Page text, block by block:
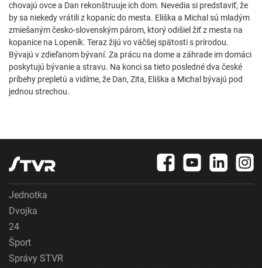
chovajú ovce a Dan rekonštruuje ich dom. Nevedia si predstaviť, že
by sa niekedy vrátili z kopaníc do mesta. Eliška a Michal sú mladým
zmiešaným česko-slovenským párom, ktorý odišiel žiť z mesta na
kopanice na Lopeník. Teraz žijú vo väčšej spätosti s prírodou.
Bývajú v zdieľanom bývaní. Za prácu na dome a záhrade im domáci
poskytujú bývanie a stravu. Na konci sa tieto posledné dva české
príbehy prepletú a vidíme, že Dan, Zita, Eliška a Michal bývajú pod
jednou strechou.
Jednotka
Dvojka
24
Šport
Správy STVR